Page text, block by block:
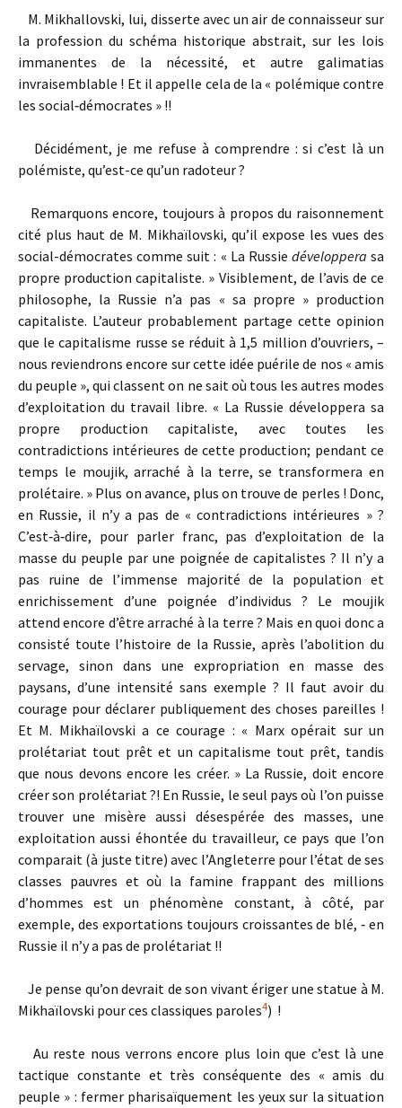
M. Mikhallovski, lui, disserte avec un air de connaisseur sur
la profession du schéma historique abstrait, sur les lois
immanentes de la nécessité, et autre galimatias
invraisemblable ! Et il appelle cela de la « polémique contre
les social‑démocrates » !!
Décidément, je me refuse à comprendre : si c’est là un
polémiste, qu’est-ce qu’un radoteur ?
Remarquons encore, toujours à propos du raisonnement
cité plus haut de M. Mikhaïlovski, qu’il expose les vues des
social-démocrates comme suit : « La Russie développera sa
propre production capitaliste. » Visiblement, de l’avis de ce
philosophe, la Russie n’a pas « sa propre » production
capitaliste. L’auteur probablement partage cette opinion
que le capitalisme russe se réduit à 1,5 million d’ouvriers, –
nous reviendrons encore sur cette idée puérile de nos « amis
du peuple », qui classent on ne sait où tous les autres modes
d’exploitation du travail libre. « La Russie développera sa
propre production capitaliste, avec toutes les
contradictions intérieures de cette production; pendant ce
temps le moujik, arraché à la terre, se transformera en
prolétaire. » Plus on avance, plus on trouve de perles ! Donc,
en Russie, il n’y a pas de « contradictions intérieures » ?
C’est‑à‑dire, pour parler franc, pas d’exploitation de la
masse du peuple par une poignée de capitalistes ? Il n’y a
pas ruine de l’immense majorité de la population et
enrichissement d’une poignée d’individus ? Le moujik
attend encore d’être arraché à la terre ? Mais en quoi donc a
consisté toute l’histoire de la Russie, après l’abolition du
servage, sinon dans une expropriation en masse des
paysans, d’une intensité sans exemple ? Il faut avoir du
courage pour déclarer publiquement des choses pareilles !
Et M. Mikhaïlovski a ce courage : « Marx opérait sur un
prolétariat tout prêt et un capitalisme tout prêt, tandis
que nous devons encore les créer. » La Russie, doit encore
créer son prolétariat ?! En Russie, le seul pays où l’on puisse
trouver une misère aussi désespérée des masses, une
exploitation aussi éhontée du travailleur, ce pays que l’on
comparait (à juste titre) avec l’Angleterre pour l’état de ses
classes pauvres et où la famine frappant des millions
d’hommes est un phénomène constant, à côté, par
exemple, des exportations toujours croissantes de blé, ‑ en
Russie il n’y a pas de prolétariat !!
Je pense qu’on devrait de son vivant ériger une statue à M.
Mikhaïlovski pour ces classiques paroles4) !
Au reste nous verrons encore plus loin que c’est là une
tactique constante et très conséquente des « amis du
peuple » : fermer pharisaïquement les yeux sur la situation